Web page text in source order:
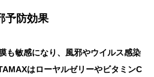
予防効果
も敏感になり、風邪やウイルス感染
はローヤルゼリーやビタミンC